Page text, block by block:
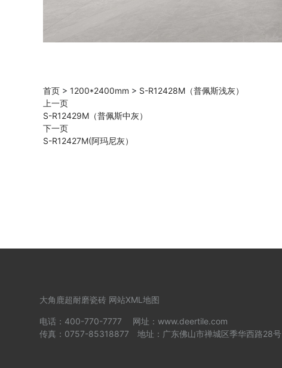
首页 > 1200*2400mm > S-R12428M（普佩斯浅灰）
上一页
S-R12429M（普佩斯中灰）
下一页
S-R12427M(阿玛尼灰）
大角鹿超耐磨瓷砖 网站XML地图
电话：400-770-7777 网址：www.deertile.com
传真：0757-85318877 地址：广东佛山市禅城区季华西路28号